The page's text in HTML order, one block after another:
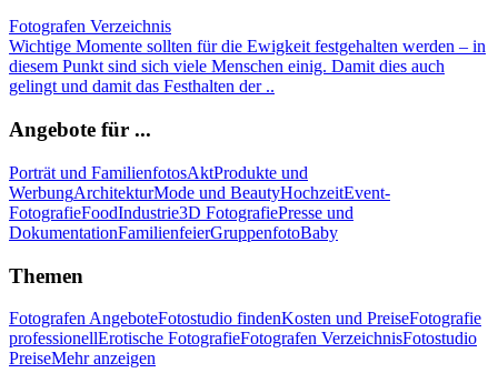
Fotografen Verzeichnis
Wichtige Momente sollten für die Ewigkeit festgehalten werden – in
diesem Punkt sind sich viele Menschen einig. Damit dies auch
gelingt und damit das Festhalten der ..
Angebote für ...
Porträt und FamilienfotosAktProdukte und
WerbungArchitekturMode und BeautyHochzeitEvent-
FotografieFoodIndustrie3D FotografiePresse und
DokumentationFamilienfeierGruppenfotoBaby
Themen
Fotografen AngeboteFotostudio findenKosten und PreiseFotografie
professionellErotische FotografieFotografen VerzeichnisFotostudio
PreiseMehr anzeigen